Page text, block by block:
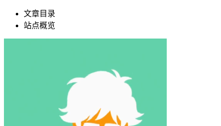
文章目录
站点概览